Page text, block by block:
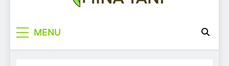
MENU